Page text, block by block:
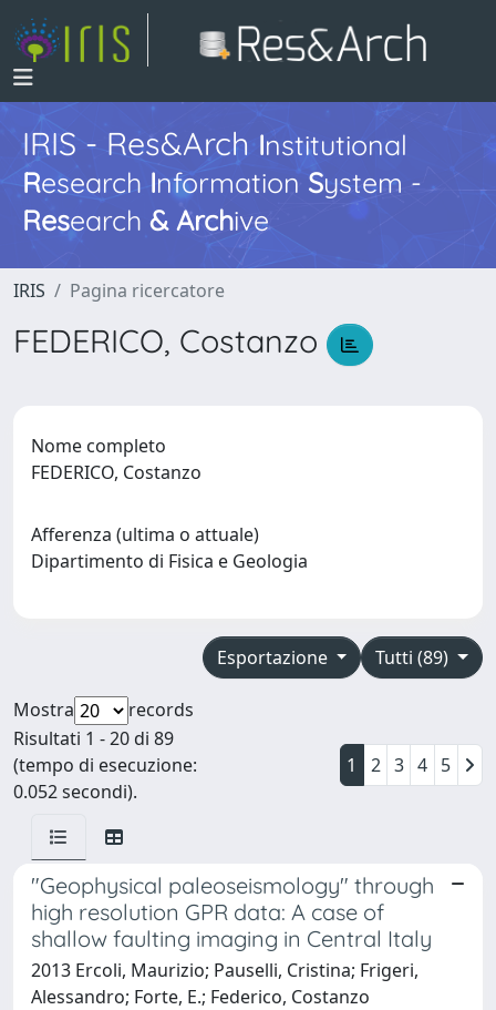
IRIS - Res&ArchInstitutional
Research InformationSystem -
Research & Archive
IRIS Pagina ricercatore
FEDERICO, Costanzo
Nome completo
FEDERICO, Costanzo
Afferenza (ultima o attuale)
Dipartimento di Fisica e Geologia
Tutti (89)
Esportazione
Mostra
records
Risultati 1 - 20 di 89
(tempo di esecuzione:
0.052 secondi).
1 2 3 4 5
"Geophysical paleoseismology" through
high resolution GPR data: A case of
shallow faulting imaging in Central Italy
2013 Ercoli, Maurizio; Pauselli, Cristina; Frigeri,
Alessandro; Forte, E.; Federico, Costanzo